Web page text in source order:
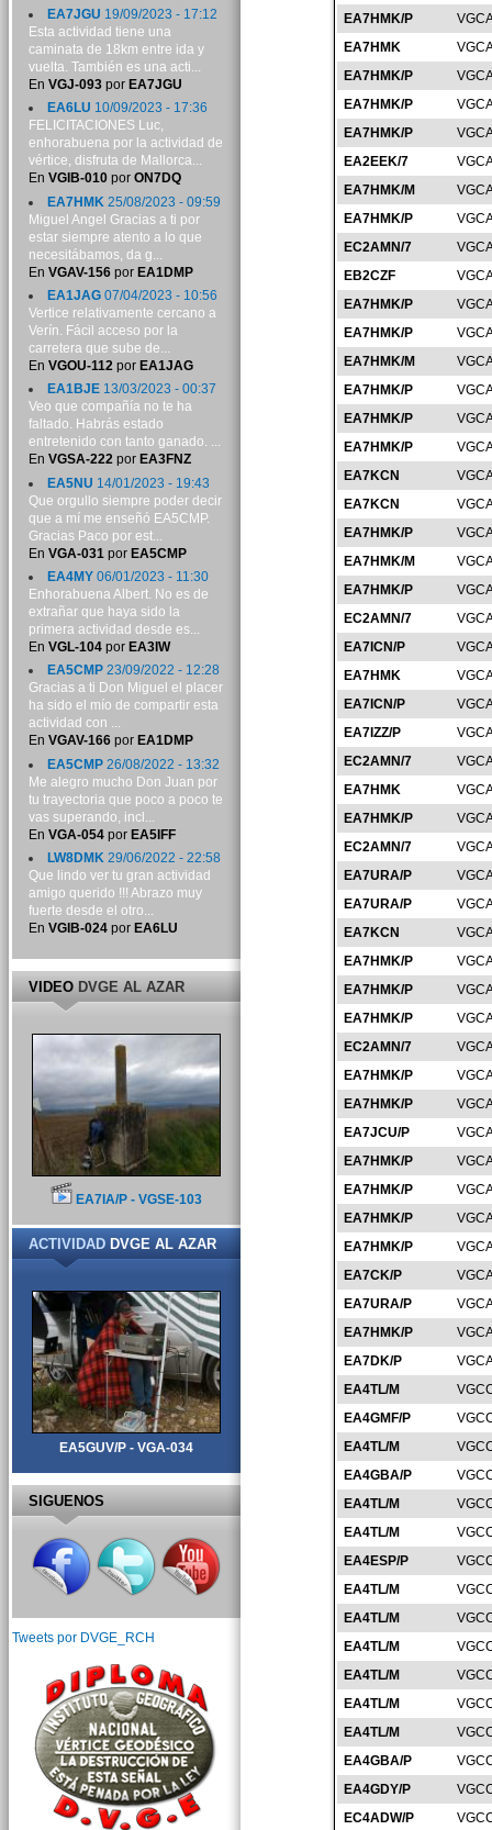
EA7HMK/P
EA7HMK
EA7HMK/P
EA7HMK/P
EA7HMK/P
EA2EEK/7
EA7HMK/M
EA7HMK/P
EC2AMN/7
EB2CZF
EA7HMK/P
EA7HMK/P
EA7HMK/M
EA7HMK/P
EA7HMK/P
EA7HMK/P
EA7KCN
EA7KCN
EA7HMK/P
EA7HMK/M
EA7HMK/P
EC2AMN/7
EA7ICN/P
EA7HMK
EA7ICN/P
EA7IZZ/P
EC2AMN/7
EA7HMK
EA7HMK/P
EC2AMN/7
EA7URA/P
EA7URA/P
EA7KCN
EA7HMK/P
EA7HMK/P
EA7HMK/P
EC2AMN/7
EA7HMK/P
EA7HMK/P
EA7JCU/P
EA7HMK/P
EA7HMK/P
EA7HMK/P
EA7HMK/P
EA7CK/P
EA7URA/P
EA7HMK/P
EA7DK/P
EA4TL/M
EA4GMF/P
EA4TL/M
EA4GBA/P
EA4TL/M
EA4TL/M
EA4ESP/P
EA4TL/M
EA4TL/M
EA4TL/M
EA4TL/M
EA4TL/M
EA4TL/M
EA4GBA/P
EA4GDY/P
EC4ADW/P
EA7JGU 19/09/2023 - 17:12
Esta actividad tiene una
caminata de 18km entre ida y
vuelta. También es una acti...
En VGJ-093por EA7JGU
EA6LU 10/09/2023 - 17:36
FELICITACIONES Luc,
enhorabuena por la actividad de
vértice, disfruta de Mallorca...
En VGIB-010por ON7DQ
EA7HMK 25/08/2023 - 09:59
Miguel Angel Gracias a ti por
estar siempre atento a lo que
necesitábamos, da g...
En VGAV-156por EA1DMP
EA1JAG07/04/2023 - 10:56
Vertice relativamente cercano a
Verín. Fácil acceso por la
carretera que sube de...
En VGOU-112por EA1JAG
EA1BJE13/03/2023 - 00:37
Veo que compañía no te ha
faltado. Habrás estado
entretenido con tanto ganado. ...
En VGSA-222por EA3FNZ
EA5NU 14/01/2023 - 19:43
Que orgullo siempre poder decir
que a mí me enseñó EA5CMP.
Gracias Paco por est...
En VGA-031 por EA5CMP
EA4MY06/01/2023 - 11:30
Enhorabuena Albert. No es de
extrañar que haya sido la
primera actividad desde es...
En VGL-104por EA3IW
EA5CMP23/09/2022 - 12:28
Gracias a ti Don Miguel el placer
ha sido el mío de compartir esta
actividad con ...
En VGAV-166por EA1DMP
EA5CMP26/08/2022 - 13:32
Me alegro mucho Don Juan por
tu trayectoria que poco a poco te
vas superando, incl...
En VGA-054por EA5IFF
LW8DMK29/06/2022 - 22:58
Que lindo ver tu gran actividad
amigo querido !!! Abrazo muy
fuerte desde el otro...
En VGIB-024por EA6LU
VIDEODVGE AL AZAR
EA7IA/P - VGSE-103
ACTIVIDADDVGE AL AZAR
EA5GUV/P - VGA-034
SIGUENOS
Tweets por DVGE_RCH